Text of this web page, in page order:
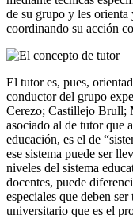
de su grupo y les
coordinando su acción
El tutor es, pues,
conductor del grupo
Cerezo; Castillejo Brull;
asociado al de tutor que
educación, es el de
ese sistema puede ser
niveles del sistema
docentes, puede
especiales que deben
universitario que es el